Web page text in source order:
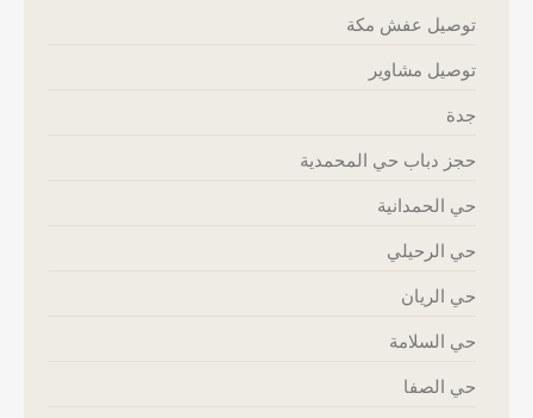
توصيل عفش مكة
توصيل مشاوير
جدة
حجز دباب حي المحمدية
حي الحمدانية
حي الرحيلي
حي الريان
حي السلامة
حي الصفا